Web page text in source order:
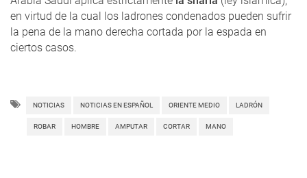
en virtud de la cual los ladrones condenados pueden sufrir
la pena de la mano derecha cortada por la espada en
ciertos casos.
NOTICIAS NOTICIAS EN ESPAÑOL ORIENTE MEDIO LADRÓN
ROBAR HOMBRE AMPUTAR CORTAR MANO